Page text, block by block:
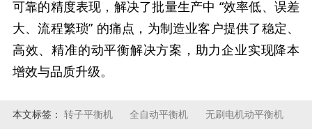
可靠的精度表现，解决了批量生产中 “效率低、误差
大、流程繁琐” 的痛点，为制造业客户提供了稳定、
高效、精准的动平衡解决方案，助力企业实现降本
增效与品质升级。
本文标签： 转子平衡机 全自动平衡机 无刷电机动平衡机